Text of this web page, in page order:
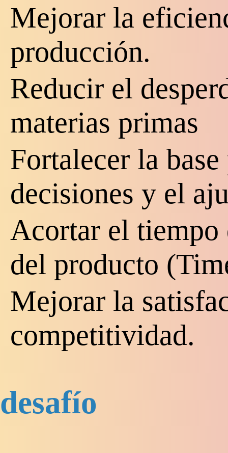
Mejorar la
producción.
Reducir el
materias primas
Fortalecer la
decisiones y el
Acortar el tiempo
del producto
Mejorar la
competitividad.
desafío